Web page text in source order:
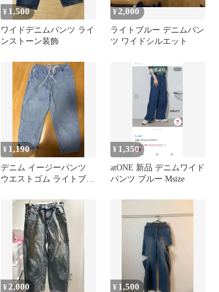
¥ 1,500
ワイドデニムパンツ ライ
ンストーン装飾
¥ 2,000
ライトブルー デニムパン
ツ ワイドシルエット
¥ 1,190
デニム イージーパンツ
ウエストゴム ライトブル
¥ 1,350
atONE 新品 デニムワイド
パンツ ブルー Msize
¥ 2,000 ¥ 1,500